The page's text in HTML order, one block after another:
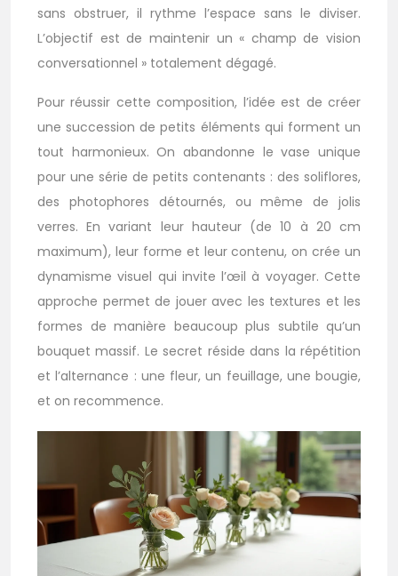
sans obstruer, il rythme l’espace sans le diviser.
L’objectif est de maintenir un « champ de vision
conversationnel » totalement dégagé.
Pour réussir cette composition, l’idée est de créer
une succession de petits éléments qui forment un
tout harmonieux. On abandonne le vase unique
pour une série de petits contenants : des soliflores,
des photophores détournés, ou même de jolis
verres. En variant leur hauteur (de 10 à 20 cm
maximum), leur forme et leur contenu, on crée un
dynamisme visuel qui invite l’œil à voyager. Cette
approche permet de jouer avec les textures et les
formes de manière beaucoup plus subtile qu’un
bouquet massif. Le secret réside dans la répétition
et l’alternance : une fleur, un feuillage, une bougie,
et on recommence.